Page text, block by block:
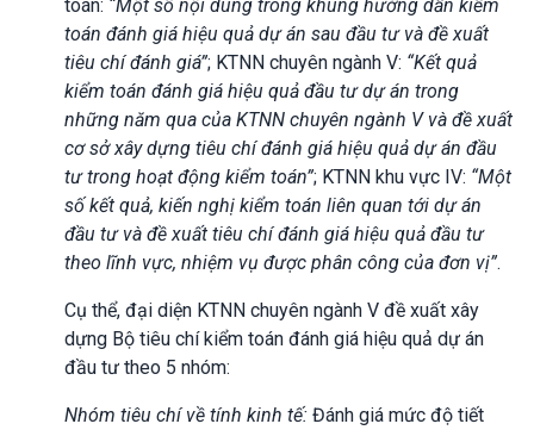
toán: “Một số nội dung trong khung hướng dẫn kiểm
toán đánh giá hiệu quả dự án sau đầu tư và đề xuất
tiêu chí đánh giá”; KTNN chuyên ngành V: “Kết quả
kiểm toán đánh giá hiệu quả đầu tư dự án trong
những năm qua của KTNN chuyên ngành V và đề xuất
cơ sở xây dựng tiêu chí đánh giá hiệu quả dự án đầu
tư trong hoạt động kiểm toán”; KTNN khu vực IV: “Một
số kết quả, kiến nghị kiểm toán liên quan tới dự án
đầu tư và đề xuất tiêu chí đánh giá hiệu quả đầu tư
theo lĩnh vực, nhiệm vụ được phân công của đơn vị”.
Cụ thể, đại diện KTNN chuyên ngành V đề xuất xây
dựng Bộ tiêu chí kiểm toán đánh giá hiệu quả dự án
đầu tư theo 5 nhóm:
Nhóm tiêu chí về tính kinh tế: Đánh giá mức độ tiết